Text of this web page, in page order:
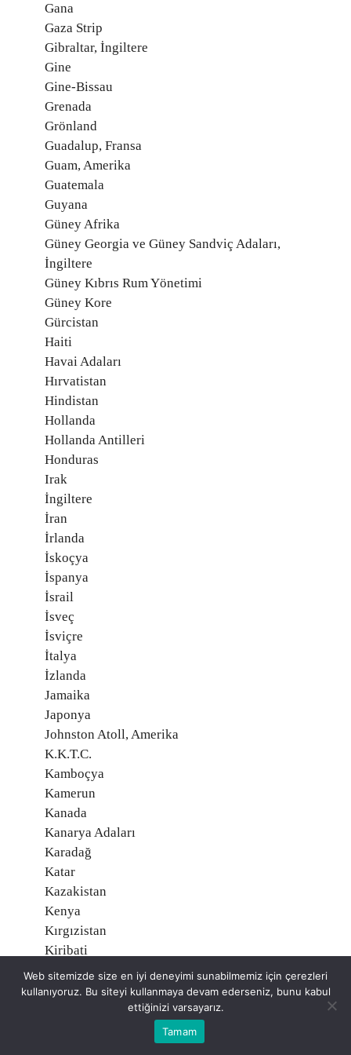
Gana
Gaza Strip
Gibraltar, İngiltere
Gine
Gine-Bissau
Grenada
Grönland
Guadalup, Fransa
Guam, Amerika
Guatemala
Guyana
Güney Afrika
Güney Georgia ve Güney Sandviç Adaları,
İngiltere
Güney Kıbrıs Rum Yönetimi
Güney Kore
Gürcistan
Haiti
Havai Adaları
Hırvatistan
Hindistan
Hollanda
Hollanda Antilleri
Honduras
Irak
İngiltere
İran
İrlanda
İskoçya
İspanya
İsrail
İsveç
İsviçre
İtalya
İzlanda
Jamaika
Japonya
Johnston Atoll, Amerika
K.K.T.C.
Kamboçya
Kamerun
Kanada
Kanarya Adaları
Karadağ
Katar
Kazakistan
Kenya
Kırgızistan
Kiribati
Kolombiya
Komorlar
Kongo Demokratik Cumhuriyeti
Web sitemizde size en iyi deneyimi sunabilmemiz için çerezleri
kullanıyoruz. Bu siteyi kullanmaya devam ederseniz, bunu kabul
ettiğinizi varsayarız.
Tamam